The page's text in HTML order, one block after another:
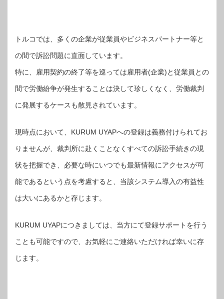
トルコでは、多くの企業が従業員やビジネスパートナー等と
の間で訴訟問題に直面しています。
特に、雇用契約の終了等を巡っては雇用者(企業)と従業員との
間で労働紛争が発生することは決して珍しくなく、労働裁判
に発展するケースも散見されています。
現時点において、KURUM UYAPへの登録は義務付けられてお
りませんが、裁判所に赴くことなくすべての訴訟手続きの現
状を把握でき、必要な時にいつでも最新情報にアクセスが可
能であるという点を考慮すると、当該システム導入の有益性
は大いにあるかと存じます。
KURUM UYAPにつきましては、当方にて登録サポートを行う
ことも可能ですので、お気軽にご連絡いただければ幸いに存
じます。